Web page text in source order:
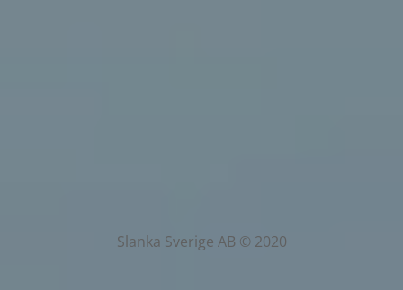
Slanka Sverige AB © 2020